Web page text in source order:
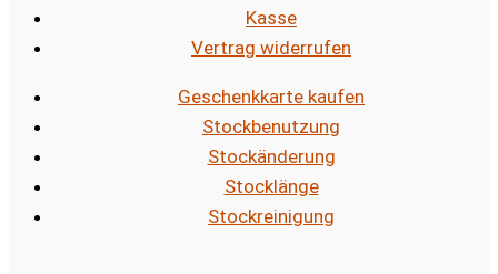
Kasse
Vertrag widerrufen
Geschenkkarte kaufen
Stockbenutzung
Stockänderung
Stocklänge
Stockreinigung